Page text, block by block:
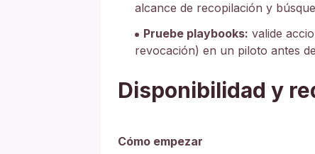
alcance de recopilación y
Pruebe playbooks: valide
revocación) en un piloto antes
Disponibilidad y
Cómo empezar